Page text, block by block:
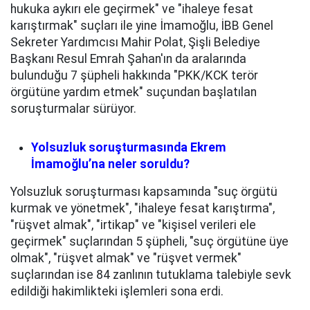
hukuka aykırı ele geçirmek" ve "ihaleye fesat
karıştırmak" suçları ile yine İmamoğlu, İBB Genel
Sekreter Yardımcısı Mahir Polat, Şişli Belediye
Başkanı Resul Emrah Şahan'ın da aralarında
bulunduğu 7 şüpheli hakkında "PKK/KCK terör
örgütüne yardım etmek" suçundan başlatılan
soruşturmalar sürüyor.
Yolsuzluk soruşturmasında Ekrem
İmamoğlu’na neler soruldu?
Yolsuzluk soruşturması kapsamında "suç örgütü
kurmak ve yönetmek", "ihaleye fesat karıştırma",
"rüşvet almak", "irtikap" ve "kişisel verileri ele
geçirmek" suçlarından 5 şüpheli, "suç örgütüne üye
olmak", "rüşvet almak" ve "rüşvet vermek"
suçlarından ise 84 zanlının tutuklama talebiyle sevk
edildiği hakimlikteki işlemleri sona erdi.